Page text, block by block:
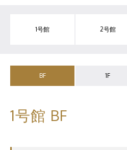
1号館 2号館
BF 1F
1号館 BF